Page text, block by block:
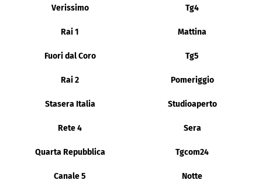
Verissimo Tg4
Rai 1 Mattina
Fuori dal Coro Tg5
Rai 2 Pomeriggio
Stasera Italia Studioaperto
Rete 4 Sera
Quarta Repubblica Tgcom24
Canale 5 Notte